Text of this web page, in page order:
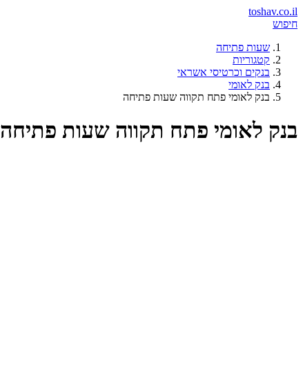
toshav.co.il
חיפוש
שעות פתיחה
קטגוריות
בנקים וכרטיסי אשראי
בנק לאומי
בנק לאומי פתח תקווה שעות פתיחה
בנק לאומי פתח תקווה שעות פתיחה